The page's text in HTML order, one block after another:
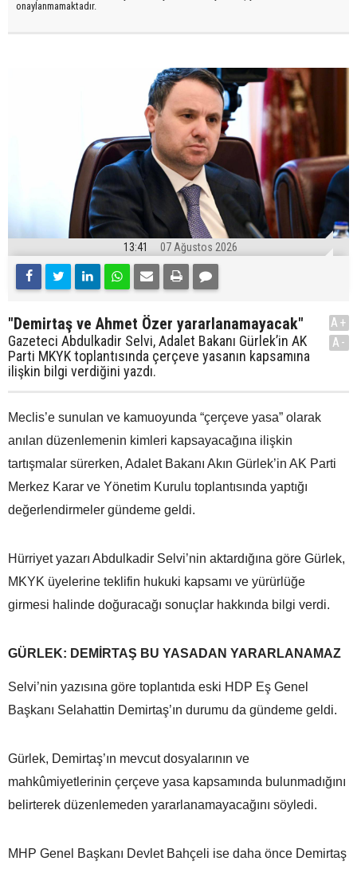
onaylanmamaktadır.
13:41 07 Ağustos 2026
"Demirtaş ve Ahmet Özer yararlanamayacak"
Gazeteci Abdulkadir Selvi, Adalet Bakanı Gürlek’in AK
Parti MKYK toplantısında çerçeve yasanın kapsamına
ilişkin bilgi verdiğini yazdı.
A+
A-
Meclis’e sunulan ve kamuoyunda “çerçeve yasa” olarak
anılan düzenlemenin kimleri kapsayacağına ilişkin
tartışmalar sürerken, Adalet Bakanı Akın Gürlek’in AK Parti
Merkez Karar ve Yönetim Kurulu toplantısında yaptığı
değerlendirmeler gündeme geldi.
Hürriyet yazarı Abdulkadir Selvi’nin aktardığına göre Gürlek,
MKYK üyelerine teklifin hukuki kapsamı ve yürürlüğe
girmesi halinde doğuracağı sonuçlar hakkında bilgi verdi.
GÜRLEK: DEMİRTAŞ BU YASADAN YARARLANAMAZ
Selvi’nin yazısına göre toplantıda eski HDP Eş Genel
Başkanı Selahattin Demirtaş’ın durumu da gündeme geldi.
Gürlek, Demirtaş’ın mevcut dosyalarının ve
mahkûmiyetlerinin çerçeve yasa kapsamında bulunmadığını
belirterek düzenlemeden yararlanamayacağını söyledi.
MHP Genel Başkanı Devlet Bahçeli ise daha önce Demirtaş